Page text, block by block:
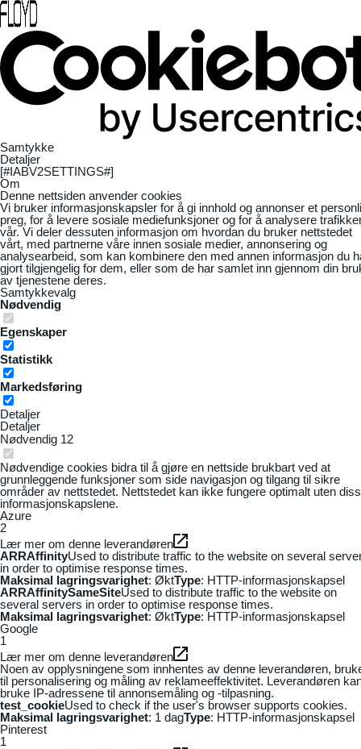
Samtykke
Detaljer
[#IABV2SETTINGS#]
Om
Denne nettsiden anvender cookies
Vi bruker informasjonskapsler for å gi innhold og annonser et
preg, for å levere sosiale mediefunksjoner og for å analysere
vår. Vi deler dessuten informasjon om hvordan du bruker nettstedet
vårt, med partnerne våre innen sosiale medier, annonsering og
analysearbeid, som kan kombinere den med annen informasjon du
gjort tilgjengelig for dem, eller som de har samlet inn gjennom din
av tjenestene deres.
Samtykkevalg
Nødvendig
Egenskaper
Statistikk
Markedsføring
Detaljer
Detaljer
Nødvendig 12
Nødvendige cookies bidra til å gjøre en nettside brukbart ved at
grunnleggende funksjoner som side navigasjon og tilgang til sikre
områder av nettstedet. Nettstedet kan ikke fungere optimalt uten
informasjonskapslene.
Azure
2
Lær mer om denne leverandøren
ARRAffinityUsed to distribute traffic to the website on several
in order to optimise response times.
Maksimal lagringsvarighet: ØktType: HTTP-informasjonskapsel
ARRAffinitySameSiteUsed to distribute traffic to the website on
several servers in order to optimise response times.
Maksimal lagringsvarighet: ØktType: HTTP-informasjonskapsel
Google
1
Lær mer om denne leverandøren
Noen av opplysningene som innhentes av denne leverandøren,
til personalisering og måling av reklameeffektivitet. Leverandøren
bruke IP-adressene til annonsemåling og -tilpasning.
test_cookieUsed to check if the user's browser supports cookies.
Maksimal lagringsvarighet: 1 dagType: HTTP-informasjonskapsel
Pinterest
1